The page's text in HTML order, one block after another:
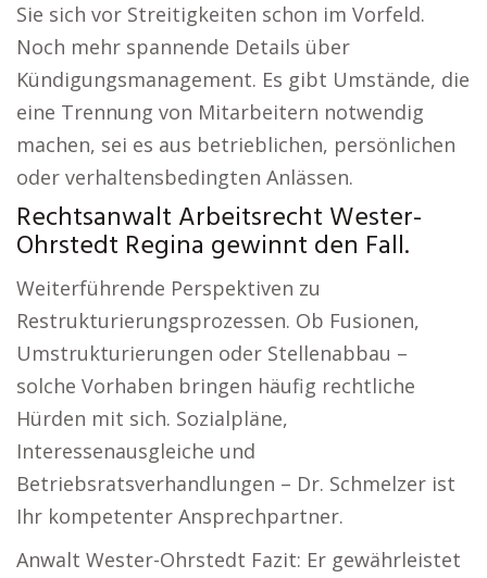
Sie sich vor Streitigkeiten schon im Vorfeld.
Noch mehr spannende Details über
Kündigungsmanagement. Es gibt Umstände, die
eine Trennung von Mitarbeitern notwendig
machen, sei es aus betrieblichen, persönlichen
oder verhaltensbedingten Anlässen.
Rechtsanwalt Arbeitsrecht Wester-
Ohrstedt Regina gewinnt den Fall.
Weiterführende Perspektiven zu
Restrukturierungsprozessen. Ob Fusionen,
Umstrukturierungen oder Stellenabbau –
solche Vorhaben bringen häufig rechtliche
Hürden mit sich. Sozialpläne,
Interessenausgleiche und
Betriebsratsverhandlungen – Dr. Schmelzer ist
Ihr kompetenter Ansprechpartner.
Anwalt Wester-Ohrstedt Fazit: Er gewährleistet